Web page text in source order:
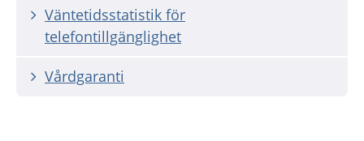
Väntetidsstatistik för
telefontillgänglighet
Vårdgaranti